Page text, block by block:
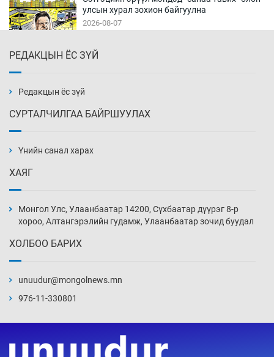
улсын хурал зохион байгуулна
2026-08-07
2026-08-07
2026-08-07
2026-08-07
2026-08-07
нэмэгджээ
2026-08-07
РЕДАКЦЫН ЁС ЗҮЙ
Редакцын ёс зүй
СУРТАЛЧИЛГАА БАЙРШУУЛАХ
Үнийн санал харах
ХАЯГ
Монгол Улс, Улаанбаатар 14200, Сүхбаатар дүүрэг 8-р
хороо, Алтангэрэлийн гудамж, Улаанбаатар зочид буудал
ХОЛБОО БАРИХ
unuudur@mongolnews.mn
976-11-330801